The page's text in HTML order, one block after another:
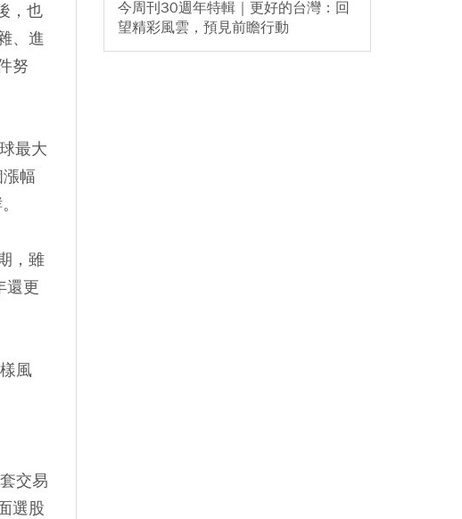
，也
、進
努
最大
幅
，雖
還更
風
交易
選股
今周刊30週年特輯｜更好的台灣：回
望精彩風雲，預見前瞻行動